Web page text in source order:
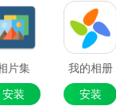
】进口高质量
冲印效果。
片集
安装
我的相册
安装